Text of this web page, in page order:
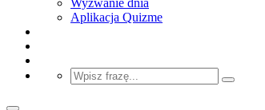
Aplikacja Quizme